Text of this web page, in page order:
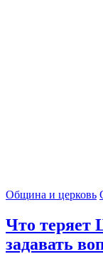
Община и церковь
Что теряет
задавать